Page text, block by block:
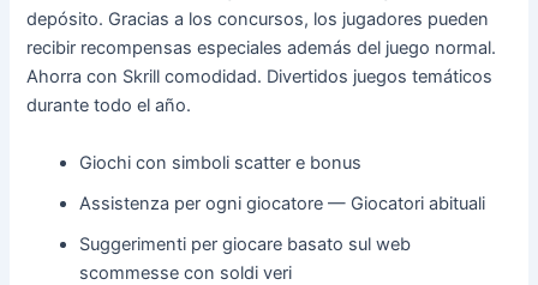
depósito. Gracias a los concursos, los jugadores pueden
recibir recompensas especiales además del juego normal.
Ahorra con Skrill comodidad. Divertidos juegos temáticos
durante todo el año.
Giochi con simboli scatter e bonus
Assistenza per ogni giocatore — Giocatori abituali
Suggerimenti per giocare basato sul web
scommesse con soldi veri